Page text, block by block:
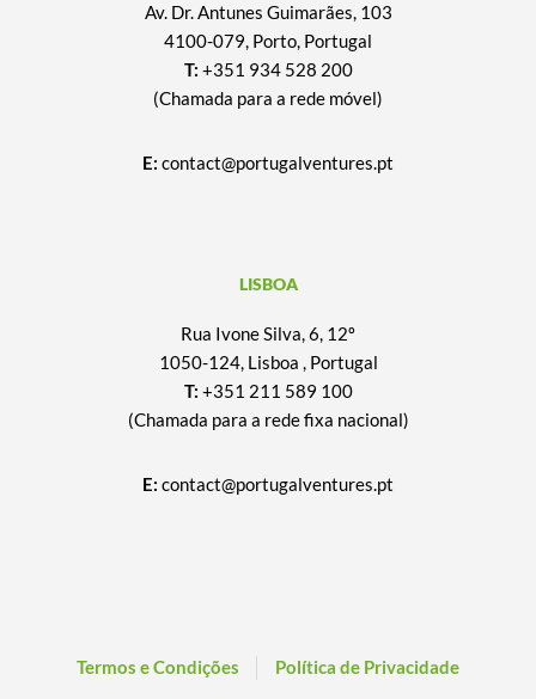
Av. Dr. Antunes Guimarães, 103
4100-079, Porto, Portugal
T: +351 934 528 200
(Chamada para a rede móvel)
E: contact@portugalventures.pt
LISBOA
Rua Ivone Silva, 6, 12º
1050-124, Lisboa , Portugal
T: +351 211 589 100
(Chamada para a rede fixa nacional)
E: contact@portugalventures.pt
Termos e Condições Política de Privacidade